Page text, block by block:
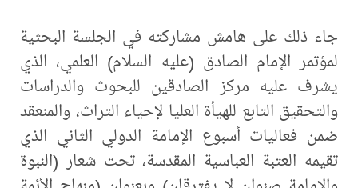
جاء ذلك على هامش مشاركته في الجلسة البحثية
لمؤتمر الإمام الصادق (عليه السلام) العلمي، الذي
يشرف عليه مركز الصادقين للبحوث والدراسات
والتحقيق التابع للهيأة العليا لإحياء التراث، والمنعقد
ضمن فعاليات أسبوع الإمامة الدولي الثاني الذي
تقيمه العتبة العباسية المقدسة، تحت شعار (النبوة